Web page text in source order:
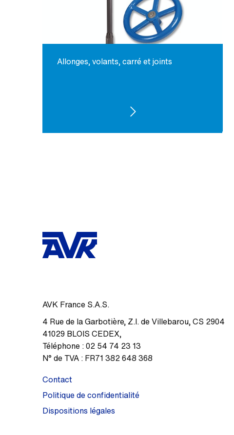
Allonges, volants, carré et joints
VOIR LES PRODUITS
AVK France S.A.S.
4 Rue de la Garbotière, Z.I. de Villebarou, CS 2904
41029 BLOIS CEDEX,
Téléphone :02 54 74 23 13
N° de TVA : FR71 382 648 368
Contact
Politique de confidentialité
Dispositions légales